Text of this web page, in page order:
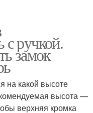
ручкой.
замок
на какой высоте
высота —
верхняя кромка